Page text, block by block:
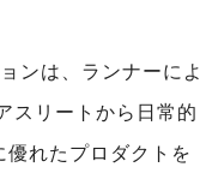
ンは、ランナーによ
スリートから日常的
れたプロダクトを